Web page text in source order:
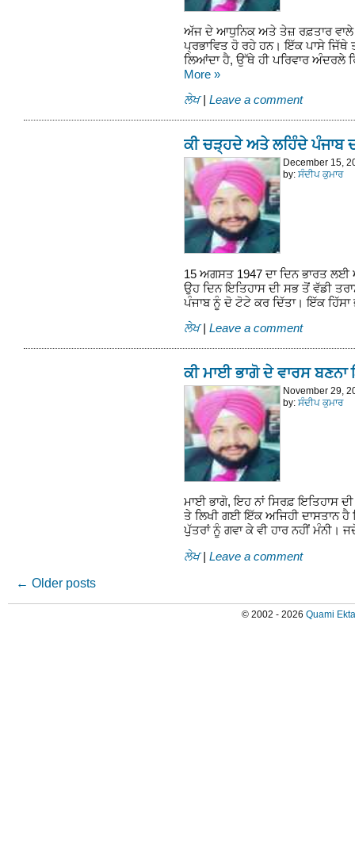
ਅੱਜ ਦੇ ਆਧੁਨਿਕ ਅਤੇ ਤੇਜ਼ ਰਫ਼ਤਾਰ ਵਾਲੇ
ਪ੍ਰਭਾਵਿਤ ਹੋ ਰਹੇ ਹਨ। ਇੱਕ ਪਾਸੇ
ਲਿਆਂਦਾ ਹੈ, ਉੱਥੇ ਹੀ ਪਰਿਵਾਰ ਅੰਦਰਲੇ
More »
ਲੇਖ | Leave a comment
ਕੀ ਚੜ੍ਹਦੇ ਅਤੇ ਲਹਿੰਦੇ
December 15,
by: ਸੰਦੀਪ ਕੁਮਾਰ
15 ਅਗਸਤ 1947 ਦਾ ਦਿਨ ਭਾਰਤ ਲਈ
ਉਹ ਦਿਨ ਇਤਿਹਾਸ ਦੀ ਸਭ ਤੋਂ ਵੱਡੀ
ਪੰਜਾਬ ਨੂੰ ਦੋ ਟੋਟੇ ਕਰ ਦਿੱਤਾ। ਇੱਕ ਹਿੱਸਾ
ਲੇਖ | Leave a comment
ਕੀ ਮਾਈ ਭਾਗੋ ਦੇ ਵਾਰਸ
November 29,
by: ਸੰਦੀਪ ਕੁਮਾਰ
ਮਾਈ ਭਾਗੋ, ਇਹ ਨਾਂ ਸਿਰਫ਼ ਇਤਿਹਾਸ ਦੀ
ਤੇ ਲਿਖੀ ਗਈ ਇੱਕ ਅਜਿਹੀ ਦਾਸਤਾਨ
ਪੁੱਤਰਾਂ ਨੂੰ ਗਵਾ ਕੇ ਵੀ ਹਾਰ ਨਹੀਂ ਮੰਨੀ।
ਲੇਖ | Leave a comment
← Older posts
© 2002 - 2026 Quami